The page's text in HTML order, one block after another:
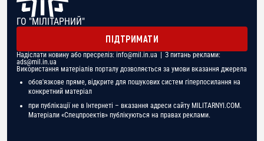
ГО "МІЛІТАРНИЙ"
ПІДТРИМАТИ
Надіслати новину або пресреліз: info@mil.in.ua | З питань реклами:
ads@mil.in.ua
Використання матеріалів порталу дозволяється за умови вказання джерела
обов'язкове пряме, відкрите для пошукових систем гіперпосилання на
конкретний матеріал
при публікації не в Інтернеті – вказання адреси сайту MILITARNYI.COM.
Матеріали «Спецпроектів» публікуються на правах реклами.